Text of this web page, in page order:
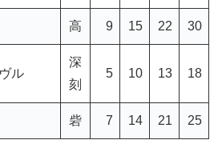
高 9 15 22 30
ル
深
刻
5 10 13 18
砦 7 14 21 25